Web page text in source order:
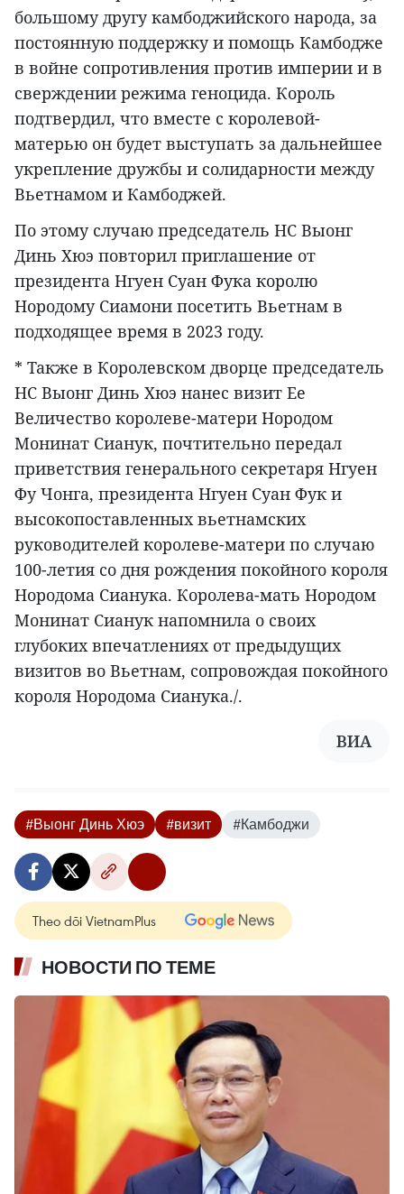
большому другу камбоджийского народа, за
постоянную поддержку и помощь Камбодже
в войне сопротивления против империи и в
сверждении режима геноцида. Король
подтвердил, что вместе с королевой-
матерью он будет выступать за дальнейшее
укрепление дружбы и солидарности между
Вьетнамом и Камбоджей.
По этому случаю председатель НС Выонг
Динь Хюэ повторил приглашение от
президента Нгуен Суан Фука королю
Нородому Сиамони посетить Вьетнам в
подходящее время в 2023 году.
* Также в Королевском дворце председатель
НС Выонг Динь Хюэ нанес визит Ее
Величество королеве-матери Нородом
Монинат Сианук, почтительно передал
приветствия генерального секретаря Нгуен
Фу Чонга, президента Нгуен Суан Фук и
высокопоставленных вьетнамских
руководителей королеве-матери по случаю
100-летия со дня рождения покойного короля
Нородома Сианука. Королева-мать Нородом
Монинат Сианук напомнила о своих
глубоких впечатлениях от предыдущих
визитов во Вьетнам, сопровождая покойного
короля Нородома Сианука./.
ВИА
#Выонг Динь Хюэ #визит #Камбоджи
Theo dõi VietnamPlus
НОВОСТИ ПО ТЕМЕ